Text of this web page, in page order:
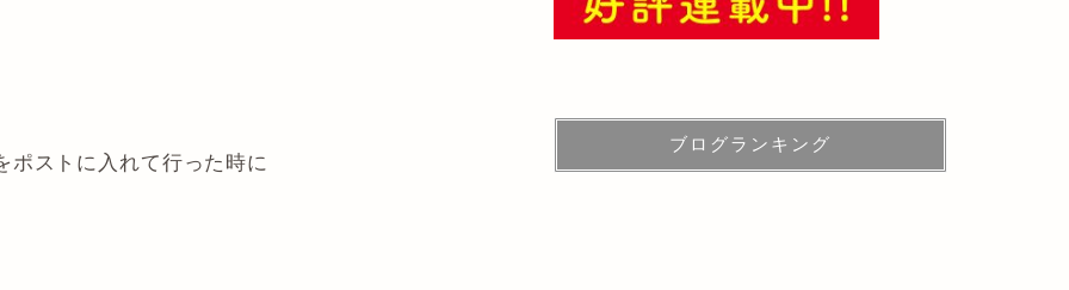
ポストに入れて行った時に
ブログランキング